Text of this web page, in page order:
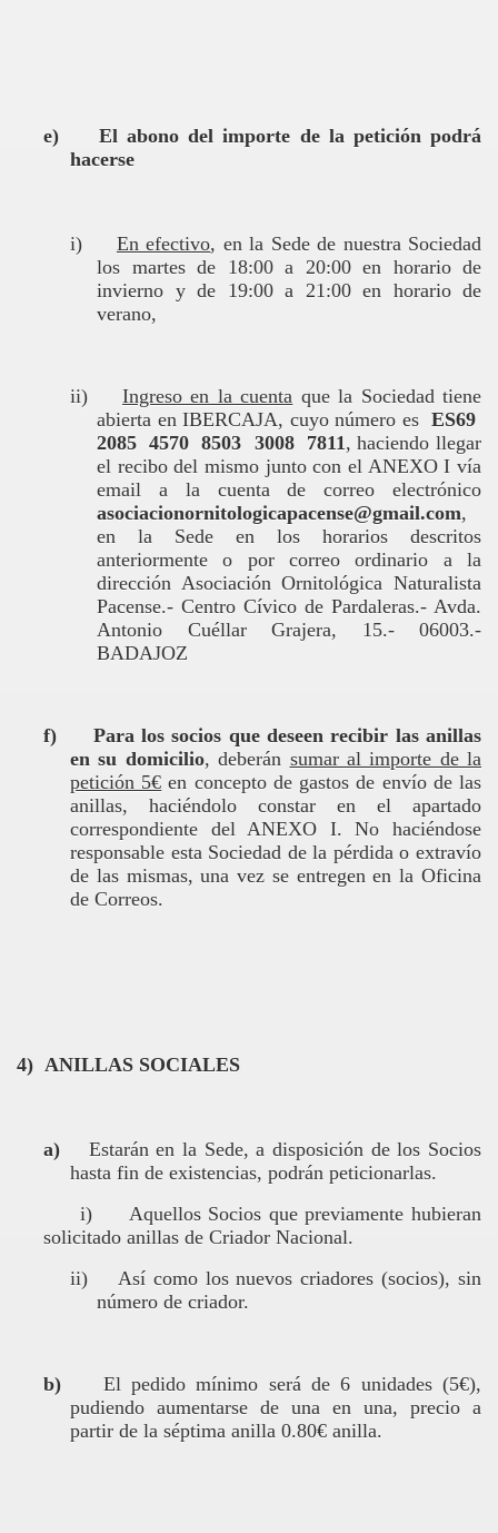
e)
El abono del importe de la petición podrá
hacerse
i) En efectivo, en la Sede de nuestra Sociedad
los martes de 18:00 a 20:00 en horario de
invierno y de 19:00 a 21:00 en horario de
verano,
ii) Ingreso en la cuenta que la Sociedad tiene
abierta en IBERCAJA, cuyo número es ES69
2085 4570 8503 3008 7811, haciendo llegar
el recibo del mismo junto con el ANEXO I vía
email a la cuenta de correo electrónico
asociacionornitologicapacense@gmail.com,
en la Sede en los horarios descritos
anteriormente o por correo ordinario a la
dirección Asociación Ornitológica Naturalista
Pacense.- Centro Cívico de Pardaleras.- Avda.
Antonio Cuéllar Grajera, 15.- 06003.-
BADAJOZ
f)
Para los socios que deseen recibir las anillas
en su domicilio, deberán sumar al importe de la
petición 5€ en concepto de gastos de envío de las
anillas, haciéndolo constar en el apartado
correspondiente del ANEXO I. No haciéndose
responsable esta Sociedad de la pérdida o extravío
de las mismas, una vez se entregen en la Oficina
de Correos.
4) ANILLAS SOCIALES
a)
Estarán en la Sede, a disposición de los Socios
hasta fin de existencias, podrán peticionarlas.
i)
Aquellos Socios que previamente hubieran
solicitado anillas de Criador Nacional.
ii)
Así como los nuevos criadores (socios), sin
número de criador.
b)
El pedido mínimo será de 6 unidades (5€),
pudiendo aumentarse de una en una, precio a
partir de la séptima anilla 0.80€ anilla.